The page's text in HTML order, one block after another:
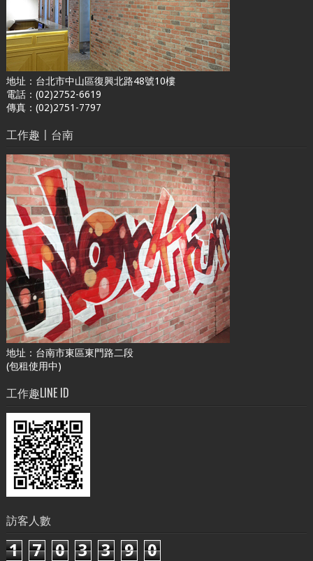
地址：台北市中山區復興北路48號10樓
電話：(02)2752-6619
傳真：(02)2751-7797
工作趣〡台南
地址：台南市東區東門路二段
(包租使用中)
工作趣LINE ID
訪客人數
1 7 0 3 3 9 0